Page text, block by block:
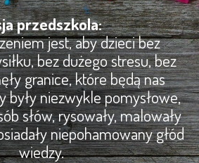
przedszkola:
jest, aby dzieci bez
bez dużego stresu, bez
granice, które będą nas
były niezwykle pomysłowe,
słów, rysowały, malowały
niepohamowany głód
wiedzy.